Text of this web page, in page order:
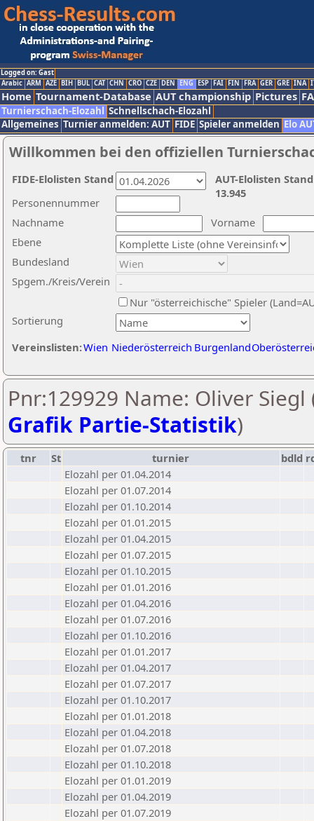
Logged on: Gast
Arabic ARM AZE BIH BUL CAT CHN CRO CZE DEN ENG ESP FAI FIN FRA GER GRE INA
Home Tournament-Database AUT championship Pictures
Turnierschach-Elozahl Schnellschach-Elozahl
Allgemeines Turnier anmelden: AUT FIDE Spieler anmelden Elo
Willkommen bei den offiziellen
Nachname
Vorname
Ebene
Sortierung
Personennummer
Bundesland
Spgem./Kreis/Verein
Nur "österreichische" Spieler
Vereinslisten:Wien Niederösterreich Burgenland
AUT-Elolisten
13.945
FIDE-Elolisten Stand
Pnr:129929 Name: Oliver Siegl
Grafik Partie-Statistik)
tnr St turnier bdld
Elozahl per 01.04.2014
Elozahl per 01.07.2014
Elozahl per 01.10.2014
Elozahl per 01.01.2015
Elozahl per 01.04.2015
Elozahl per 01.07.2015
Elozahl per 01.10.2015
Elozahl per 01.01.2016
Elozahl per 01.04.2016
Elozahl per 01.07.2016
Elozahl per 01.10.2016
Elozahl per 01.01.2017
Elozahl per 01.04.2017
Elozahl per 01.07.2017
Elozahl per 01.10.2017
Elozahl per 01.01.2018
Elozahl per 01.04.2018
Elozahl per 01.07.2018
Elozahl per 01.10.2018
Elozahl per 01.01.2019
Elozahl per 01.04.2019
Elozahl per 01.07.2019